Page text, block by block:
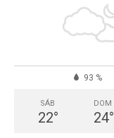
93 %
SÁB
22°
DOM
24°